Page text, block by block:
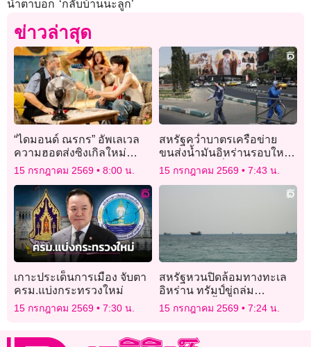
น้ำตาบอก ‘กลับบ้านนะลูก’
ข่าวล่าสุด
“ไดมอนด์ ณรกร” อัพเลเวล
ความฮอตส่งซิงเกิลใหม่
เขย่าหัวใจแฟนๆ ในเพลง “Mi
15 กรกฎาคม 2569 8:00 น.
สหรัฐคว่ำบาตรเครือข่าย
ขนส่งน้ำมันอิหร่านรอบใหม่
ตัดช่องหลบเลี่ยงมาตรการ
15 กรกฎาคม 2569 7:43 น.
เกาะประเด็นการเมือง จับตา
ครม.แบ่งกระทรวงใหม่
15 กรกฎาคม 2569 7:30 น.
สหรัฐหวนปิดล้อมทางทะเล
อิหร่าน ทรัมป์ขู่ถล่ม
โครงสร้างพื้นฐาน ถ้าไม่ยอม
15 กรกฎาคม 2569 7:24 น.